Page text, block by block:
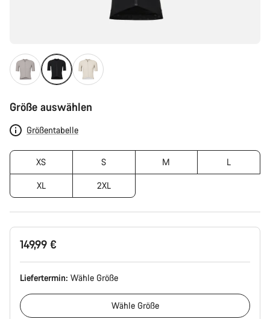
Größe auswählen
Größentabelle
XS S M L
XL 2XL
149,99 €
Liefertermin: Wähle Größe
Wähle Größe